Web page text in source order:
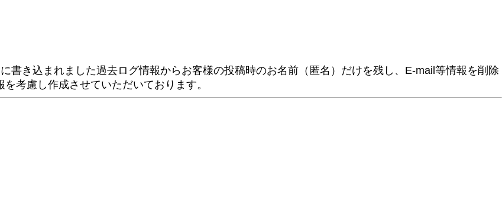
に書き込まれました過去ログ情報からお客様の投稿時のお名前（匿名）だけを残し、E-mail等情報を削除
考慮し作成させていただいております。